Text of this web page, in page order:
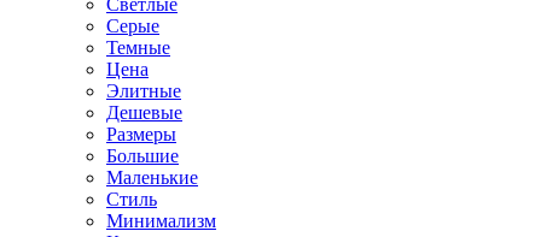
Светлые
Серые
Темные
Цена
Элитные
Дешевые
Размеры
Большие
Маленькие
Стиль
Минимализм